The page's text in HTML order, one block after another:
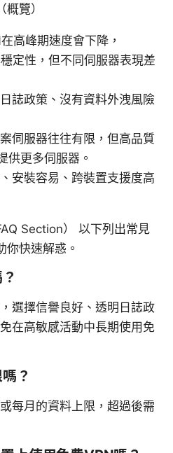
覽）
高峰期速度會下降，
定性，但不同伺服器表現差
誌政策、沒有資料外洩風險
伺服器往往有限，但高品質
供更多伺服器。
安裝容易、跨裝置支援度高
Section） 以下列出常見
你快速解惑。
選擇信譽良好、透明日誌政
在高敏感活動中長期使用免
？
每月的資料上限，超過後需